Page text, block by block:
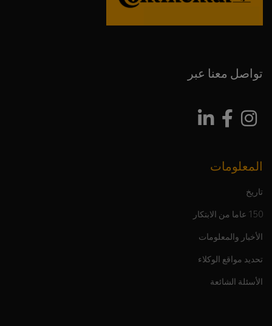
تواصل معنا عبر
المعلومات
تاريخ
150 عاما من الابتكار
الأخبار والمعلومات
تحديد مواقع الوكلاء
الأسئلة الشائعة